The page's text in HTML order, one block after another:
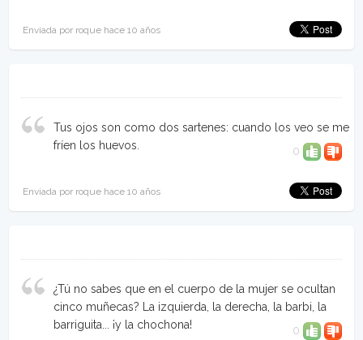
Enviada por roque hace 10 años
Tus ojos son como dos sartenes: cuando los veo se me
fríen los huevos.
0
Enviada por roque hace 10 años
¿Tú no sabes que en el cuerpo de la mujer se ocultan
cinco muñecas? La izquierda, la derecha, la barbi, la
barriguita... ¡y la chochona!
0